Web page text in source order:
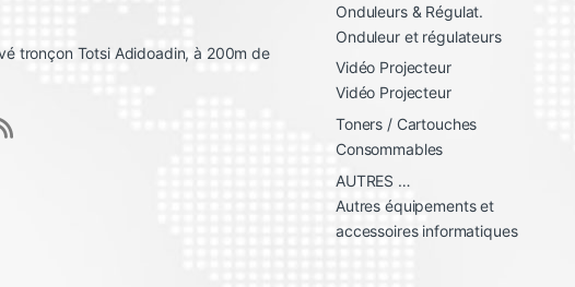
tronçon Totsi Adidoadin, à 200m de
Onduleurs & Régulat.
Onduleur et régulateurs
Vidéo Projecteur
Vidéo Projecteur
Toners / Cartouches
Consommables
AUTRES …
Autres équipements et
accessoires informatiques